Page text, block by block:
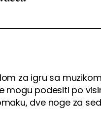
za igru sa
mogu podesiti po
dve noge za